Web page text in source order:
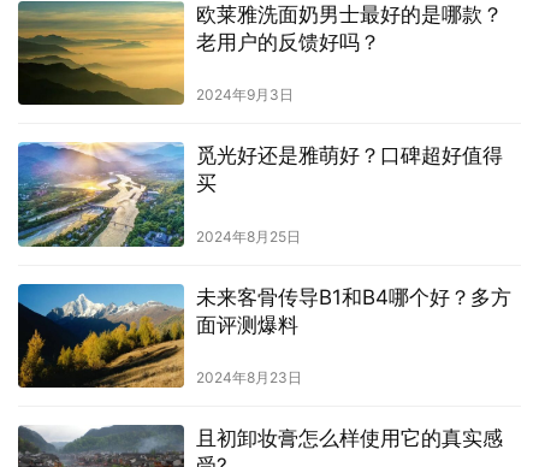
欧莱雅洗面奶男士最好的是哪款？
老用户的反馈好吗？
2024年9月3日
觅光好还是雅萌好？口碑超好值得
买
2024年8月25日
未来客骨传导B1和B4哪个好？多方
面评测爆料
2024年8月23日
且初卸妆膏怎么样使用它的真实感